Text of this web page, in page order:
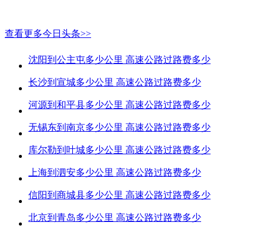
查看更多今日头条>>
沈阳到公主屯多少公里 高速公路过路费多少
长沙到宣城多少公里 高速公路过路费多少
河源到和平县多少公里 高速公路过路费多少
无锡东到南京多少公里 高速公路过路费多少
库尔勒到叶城多少公里 高速公路过路费多少
上海到泗安多少公里 高速公路过路费多少
信阳到商城县多少公里 高速公路过路费多少
北京到青岛多少公里 高速公路过路费多少